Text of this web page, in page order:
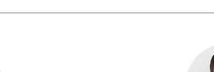
à jour et les
suisse en
tendances
dans le